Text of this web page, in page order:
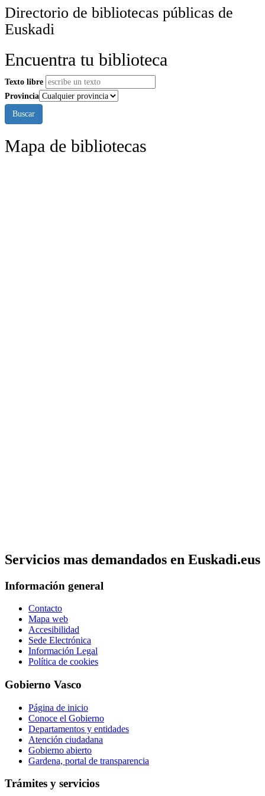
Directorio de bibliotecas públicas de
Euskadi
Encuentra tu biblioteca
Texto libre
Provincia
Mapa de bibliotecas
Servicios mas demandados en Euskadi.eus
Información general
Contacto
Mapa web
Accesibilidad
Sede Electrónica
Información Legal
Política de cookies
Gobierno Vasco
Página de inicio
Conoce el Gobierno
Departamentos y entidades
Atención ciudadana
Gobierno abierto
Gardena, portal de transparencia
Trámites y servicios